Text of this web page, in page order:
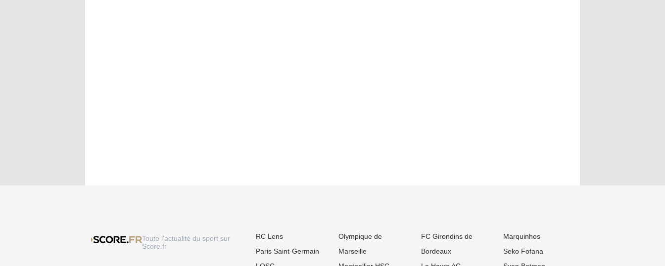
Toute l'actualité du sport sur
Score.fr
RC Lens
Paris Saint-Germain
Olympique de
Marseille
FC Girondins de
Bordeaux
Marquinhos
Seko Fofana